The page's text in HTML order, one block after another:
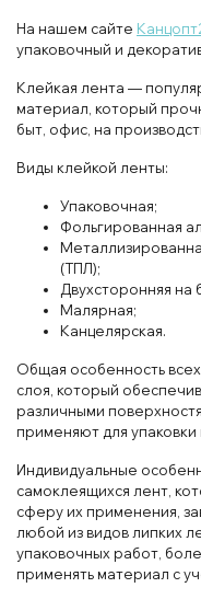
На нашем сайте
упаковочный и
Клейкая лента —
материал, который
быт, офис, на
Виды клейкой ленты:
Упаковочная;
Фольгированная
(ТПЛ);
Двухсторонняя на
Малярная;
Канцелярская.
Общая особенность
слоя, который
различными
применяют для
Индивидуальные
самоклеящихся лент,
сферу их применения,
любой из видов липких
упаковочных работ,
применять материал с